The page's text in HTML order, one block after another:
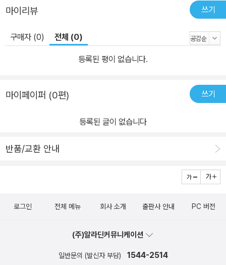
마이리뷰 쓰기
구매자 (0) 전체 (0)
등록된 평이 없습니다.
마이페이퍼 (0편) 쓰기
등록된 글이 없습니다
반품/교환 안내
로그인 전체 메뉴 회사 소개 출판사 안내 PC 버전
(주)알라딘커뮤니케이션
일반문의 (발신자 부담) 1544-2514